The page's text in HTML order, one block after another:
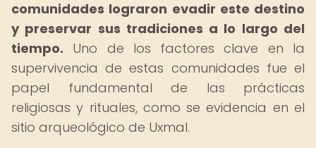
comunidades lograron evadir este destino
y preservar sus tradiciones a lo largo del
tiempo. Uno de los factores clave en la
supervivencia de estas comunidades fue el
papel fundamental de las prácticas
religiosas y rituales, como se evidencia en el
sitio arqueológico de Uxmal.